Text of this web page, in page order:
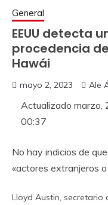
General
EEUU detecta
procedencia
Hawái
mayo 2, 2023 Ale
Actualizado marzo,
00:37
No hay indicios de
«actores extranjeros
Lloyd Austin, secretario